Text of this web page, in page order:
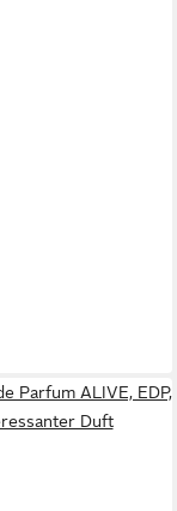
Parfum ALIVE, EDP,
Duft